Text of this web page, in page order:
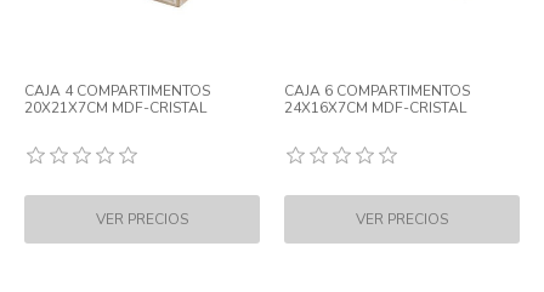
CAJA 4 COMPARTIMENTOS
20X21X7CM MDF-CRISTAL
CAJA 6 COMPARTIMENTOS
24X16X7CM MDF-CRISTAL